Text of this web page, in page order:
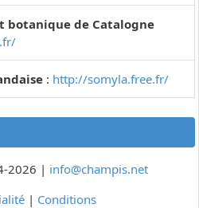
botanique de Catalogne
: http://somyla.free.fr/
2026 | info@champis.net
| Conditions